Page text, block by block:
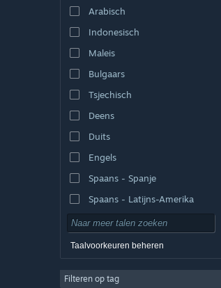
Arabisch
Indonesisch
Maleis
Bulgaars
Tsjechisch
Deens
Duits
Engels
Spaans - Spanje
Spaans - Latijns-Amerika
Taalvoorkeuren beheren
Filteren op tag